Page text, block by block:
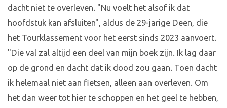
dacht niet te overleven. "Nu voelt het alsof ik dat
hoofdstuk kan afsluiten", aldus de 29-jarige Deen, die
het Tourklassement voor het eerst sinds 2023 aanvoert.
"Die val zal altijd een deel van mijn boek zijn. Ik lag daar
op de grond en dacht dat ik dood zou gaan. Toen dacht
ik helemaal niet aan fietsen, alleen aan overleven. Om
het dan weer tot hier te schoppen en het geel te hebben,